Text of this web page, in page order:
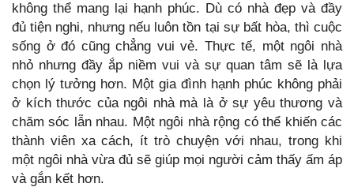
không thể mang lại hạnh phúc. Dù có nhà đẹp và đầy
đủ tiện nghi, nhưng nếu luôn tồn tại sự bất hòa, thì cuộc
sống ở đó cũng chẳng vui vẻ. Thực tế, một ngôi nhà
nhỏ nhưng đầy ắp niềm vui và sự quan tâm sẽ là lựa
chọn lý tưởng hơn. Một gia đình hạnh phúc không phải
ở kích thước của ngôi nhà mà là ở sự yêu thương và
chăm sóc lẫn nhau. Một ngôi nhà rộng có thể khiến các
thành viên xa cách, ít trò chuyện với nhau, trong khi
một ngôi nhà vừa đủ sẽ giúp mọi người cảm thấy ấm áp
và gắn kết hơn.